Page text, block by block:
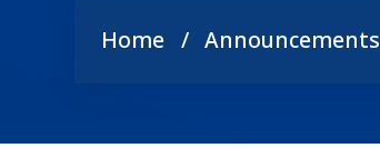
Breadcrumb
Home Announcements